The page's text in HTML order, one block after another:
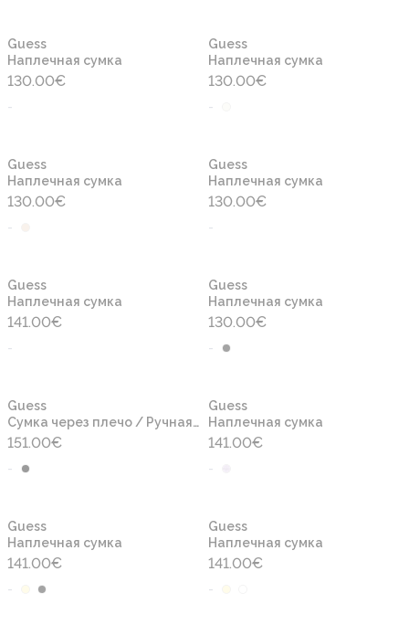
Guess
Наплечная сумка
130.00€
-
Guess
Наплечная сумка
130.00€
-
Guess
Наплечная сумка
130.00€
-
Guess
Наплечная сумка
130.00€
-
Guess
Наплечная сумка
141.00€
-
Guess
Наплечная сумка
130.00€
-
Guess
Сумка через плечо / Ручная сумочка
151.00€
-
Guess
Наплечная сумка
141.00€
-
Guess
Наплечная сумка
141.00€
-
Guess
Наплечная сумка
141.00€
-